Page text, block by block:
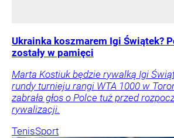
Ukrainka koszmarem Igi Świątek?
zostały w pamięci
Marta Kostiuk będzie rywalką Igi
rundy turnieju rangi WTA 1000 w
zabrała głos o Polce tuż przed
rywalizacji.
TenisSport